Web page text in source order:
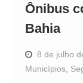
Ônibus
Bahia
8 de julho
Municípios,